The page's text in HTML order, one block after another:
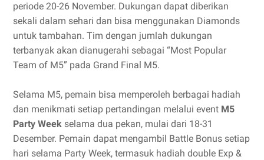
periode 20-26 November. Dukungan dapat diberikan
sekali dalam sehari dan bisa menggunakan Diamonds
untuk tambahan. Tim dengan jumlah dukungan
terbanyak akan dianugerahi sebagai “Most Popular
Team of M5” pada Grand Final M5.
Selama M5, pemain bisa memperoleh berbagai hadiah
dan menikmati setiap pertandingan melalui event M5
Party Week selama dua pekan, mulai dari 18-31
Desember. Pemain dapat mengambil Battle Bonus setiap
hari selama Party Week, termasuk hadiah double Exp &